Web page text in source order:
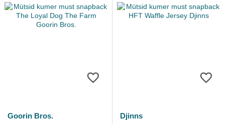
Goorin Bros. Djinns